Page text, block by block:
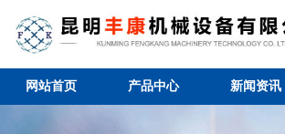
网站首页 产品中心 新闻资讯